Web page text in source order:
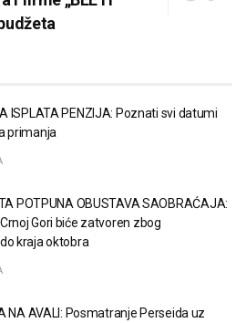
ISPLATA PENZIJA: Poznati svi datumi
primanja
POTPUNA OBUSTAVA SAOBRAĆAJA:
Gori biće zatvoren zbog
kraja oktobra
NA AVALI: Posmatranje Perseida uz